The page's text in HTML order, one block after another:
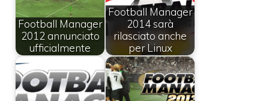
Football Manager
2012 annunciato
ufficialmente
Football Manager
2014 sarà
rilasciato anche
per Linux